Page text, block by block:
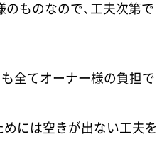
ものなので、工夫次第で
全てオーナー様の負担で
には空きが出ない工夫を